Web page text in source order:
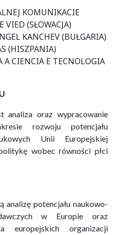
KOMUNIKACIE
VIED (SŁOWACJA)
KANCHEV (BUŁGARIA)
(HISZPANIA)
A CIENCIA E TECNOLOGIA
analiza oraz wypracowanie
rozwoju potencjału
Unii Europejskiej
wobec równości płci
analizę potencjału naukowo-
w Europie oraz
europejskich organizacji